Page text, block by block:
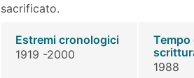
sacrificato.
Estremi cronologici
1919 -2000
Tempo
1988